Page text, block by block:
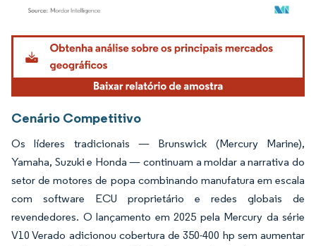
Imagem © Mordor Intelligence. O reuso requer atribuição conforme CC BY 4.0.
Cenário Competitivo
Os líderes tradicionais — Brunswick (Mercury Marine),
Yamaha, Suzuki e Honda — continuam a moldar a narrativa do
setor de motores de popa combinando manufatura em escala
com software ECU proprietário e redes globais de
revendedores. O lançamento em 2025 pela Mercury da série
V10 Verado adicionou cobertura de 350-400 hp sem aumentar